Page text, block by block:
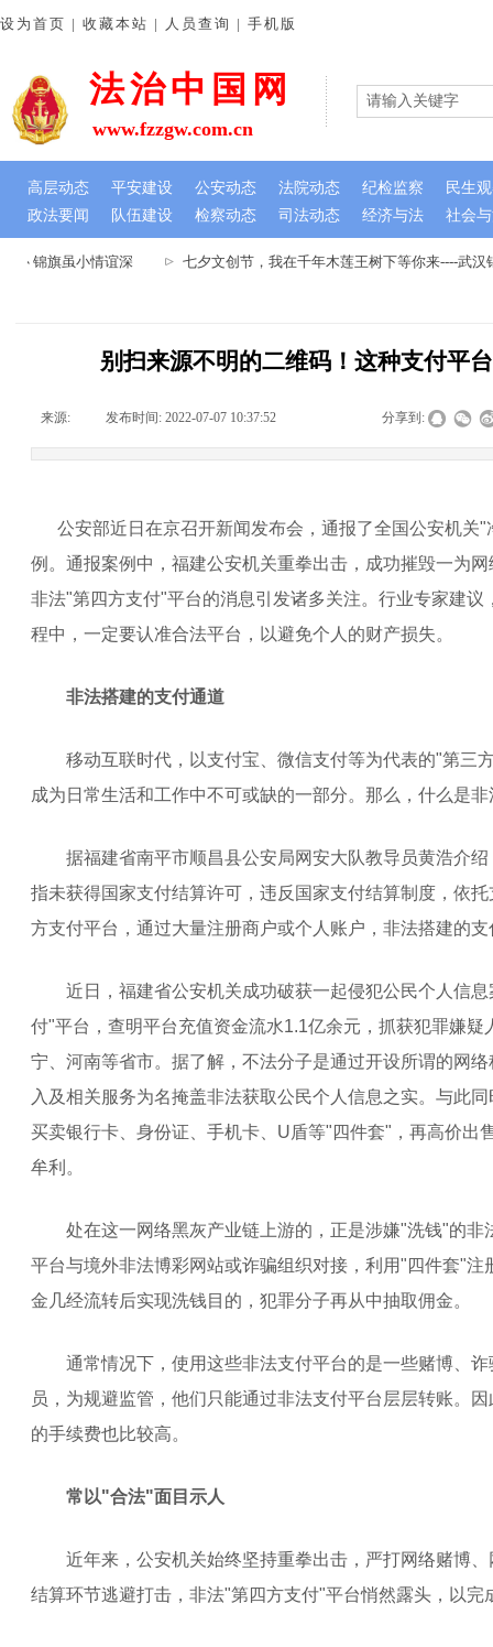
心 锦旗虽小情谊深 七夕文创节，我在千年木莲王树下等你来----武汉
法治中国网
政法要闻 队伍建设 检察动态 司法动态 经济与法 社会
设为首页 | 收藏本站 | 人员查询 | 手机版
www.fzzgw.com.cn
高层动态 平安建设 公安动态 法院动态 纪检监察 民生
别扫来源不明的二维码！这种支付平
来源: 发布时间: 2022-07-07 10:37:52 分享到:
公安部近日在京召开新闻发布会，通报了全国公安机关"
例。通报案例中，福建公安机关重拳出击，成功摧毁一为
非法"第四方支付"平台的消息引发诸多关注。行业专家建议
程中，一定要认准合法平台，以避免个人的财产损失。
非法搭建的支付通道
移动互联时代，以支付宝、微信支付等为代表的"第三
成为日常生活和工作中不可或缺的一部分。那么，什么是
据福建省南平市顺昌县公安局网安大队教导员黄浩介绍
指未获得国家支付结算许可，违反国家支付结算制度，依
方支付平台，通过大量注册商户或个人账户，非法搭建的支
近日，福建省公安机关成功破获一起侵犯公民个人信息
付"平台，查明平台充值资金流水1.1亿余元，抓获犯罪嫌疑
宁、河南等省市。据了解，不法分子是通过开设所谓的网
入及相关服务为名掩盖非法获取公民个人信息之实。与此
买卖银行卡、身份证、手机卡、U盾等"四件套"，再高价出
牟利。
处在这一网络黑灰产业链上游的，正是涉嫌"洗钱"的非
平台与境外非法博彩网站或诈骗组织对接，利用"四件套"注
金几经流转后实现洗钱目的，犯罪分子再从中抽取佣金。
通常情况下，使用这些非法支付平台的是一些赌博、诈
员，为规避监管，他们只能通过非法支付平台层层转账。
的手续费也比较高。
常以"合法"面目示人
近年来，公安机关始终坚持重拳出击，严打网络赌博、
结算环节逃避打击，非法"第四方支付"平台悄然露头，以完